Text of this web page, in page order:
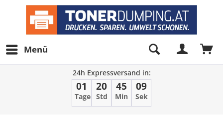
Menü
24h Expressversand in:
01
Tage
20
Std
45
Min
08
Sek